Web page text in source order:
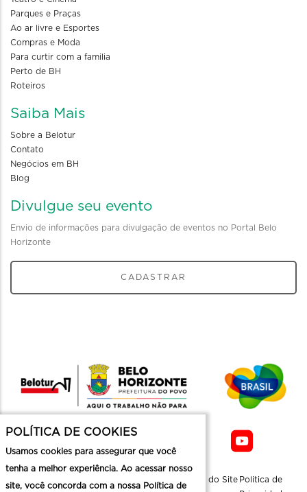
Parques e Praças
Ao ar livre e Esportes
Compras e Moda
Para curtir com a familia
Perto de BH
Roteiros
Saiba Mais
Sobre a Belotur
Contato
Negócios em BH
Blog
Divulgue seu evento
Envio de informações para divulgação de eventos no Portal Belo
Horizonte
CADASTRAR
Mapa do Site Politica de
POLÍTICA DE COOKIES
Usamos cookies para assegurar que você
tenha a melhor experiência. Ao acessar nosso
site, você concorda com a nossa Política de